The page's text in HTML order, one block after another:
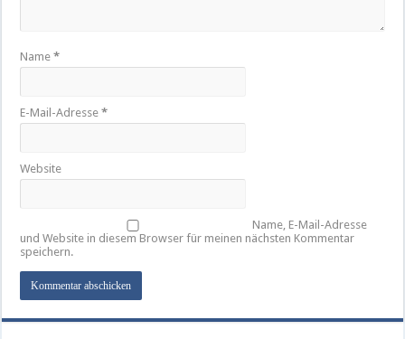
Name*
E-Mail-Adresse*
Website
Name, E-Mail-Adresse
und Website in diesem Browser für meinen nächsten Kommentar
speichern.